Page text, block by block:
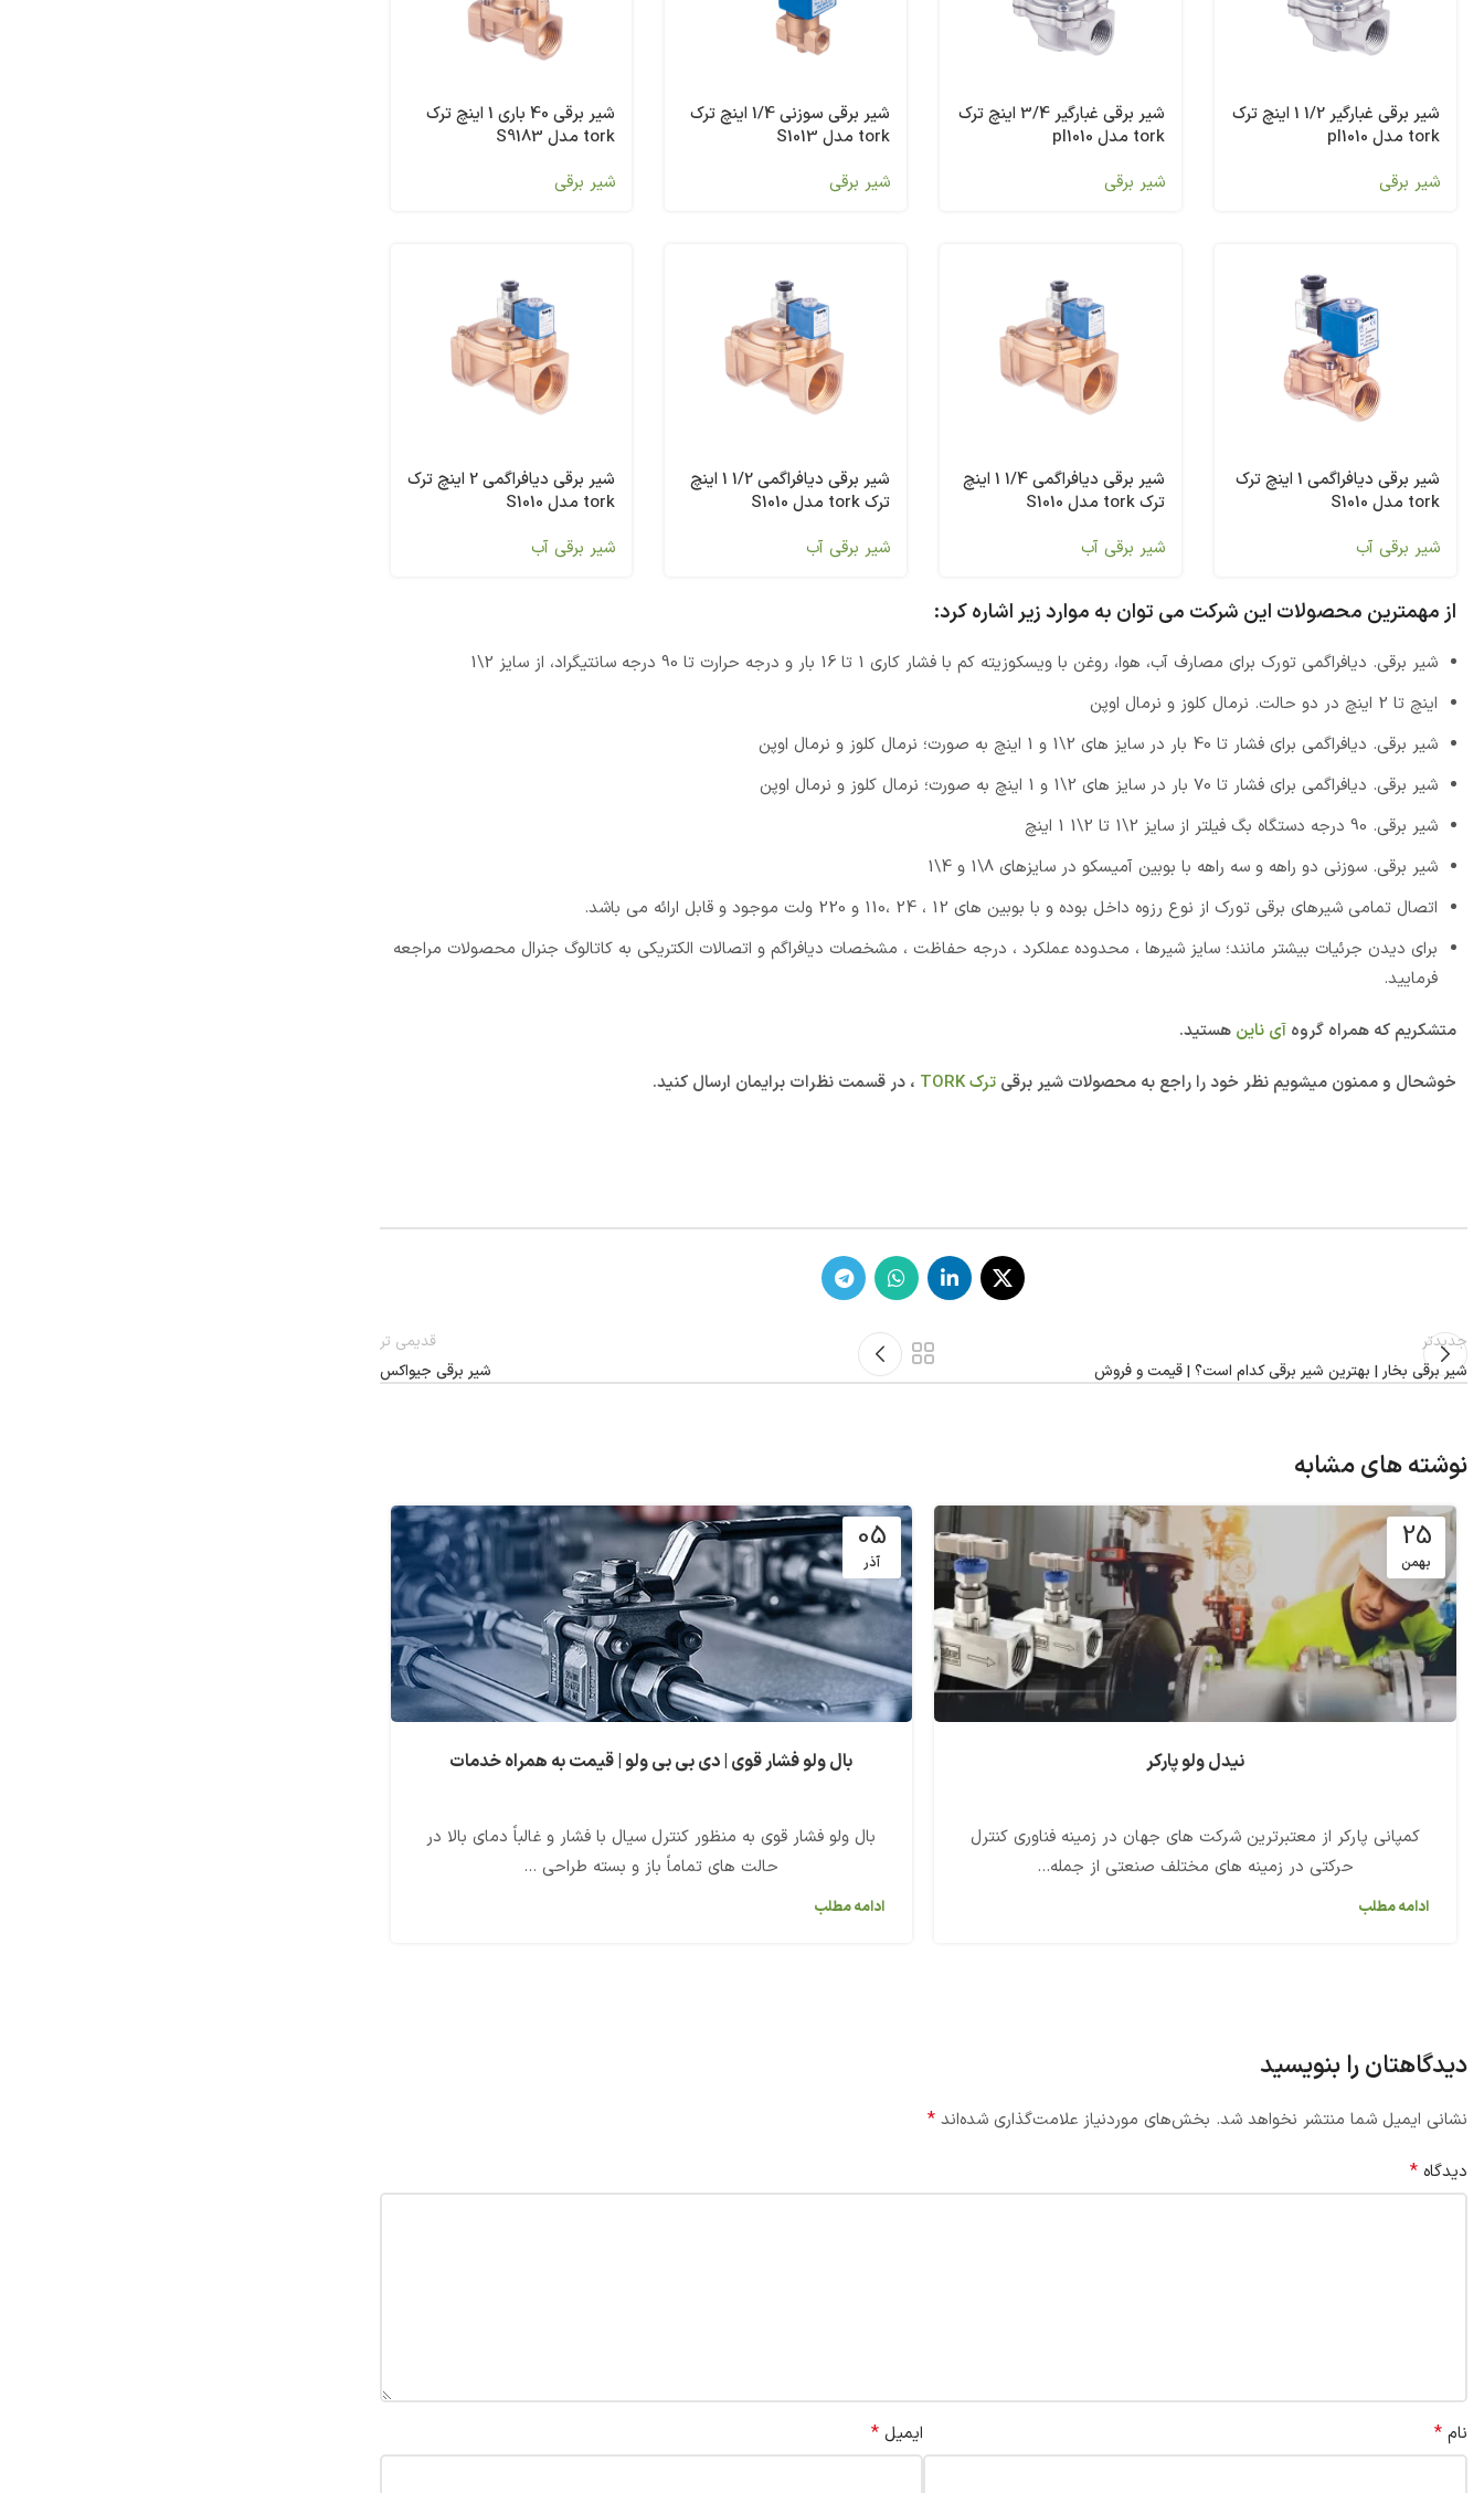
شیر برقی غبارگیر 1/2 1 اینچ ترک
tork مدل pl1010
شیر برقی
شیر برقی غبارگیر 3/4 اینچ ترک
tork مدل pl1010
شیر برقی
شیر برقی سوزنی 1/4 اینچ ترک
tork مدل S1013
شیر برقی
شیر برقی 40 باری 1 اینچ ترک
tork مدل S9183
شیر برقی
شیر برقی دیافراگمی 1 اینچ ترک
tork مدل S1010
شیر برقی آب
شیر برقی دیافراگمی 1/4 1 اینچ
ترک tork مدل S1010
شیر برقی آب
شیر برقی دیافراگمی 1/2 1 اینچ
ترک tork مدل S1010
شیر برقی آب
شیر برقی دیافراگمی 2 اینچ ترک
tork مدل S1010
شیر برقی آب
از مهمترین محصولات این شرکت می توان به موارد زیر اشاره کرد:
شیر برقی. دیافراگمی تورک برای مصارف آب، هوا، روغن با ویسکوزیته کم با فشار کاری 1 تا 16 بار و درجه حرارت تا 90 درجه سانتیگراد، از سایز 2\1
اینچ تا 2 اینچ در دو حالت. نرمال کلوز و نرمال اوپن
شیر برقی. دیافراگمی برای فشار تا 40 بار در سایز های 2\1 و 1 اینچ به صورت؛ نرمال کلوز و نرمال اوپن
شیر برقی. دیافراگمی برای فشار تا 70 بار در سایز های 2\1 و 1 اینچ به صورت؛ نرمال کلوز و نرمال اوپن
شیر برقی. 90 درجه دستگاه بگ فیلتر از سایز 2\1 تا 2\1 1 اینچ
شیر برقی. سوزنی دو راهه و سه راهه با بوبین آمیسکو در سایزهای 8\1 و 4\1
اتصال تمامی شیرهای برقی تورک از نوع رزوه داخل بوده و با بوبین های 12 ، 24 ،110 و 220 ولت موجود و قابل ارائه می باشد.
برای دیدن جرئیات بیشتر مانند؛ سایز شیرها ، محدوده عملکرد ، درجه حفاظت ، مشخصات دیافراگم و اتصالات الکتریکی به کاتالوگ جنرال محصولات مراجعه
فرمایید.
متشکریم که همراه گروه آی ناین هستید.
خوشحال و ممنون میشویم نظر خود را راجع به محصولات شیر برقی ترک TORK ، در قسمت نظرات برایمان ارسال کنید.
جدیدتر
شیر برقی بخار | بهترین شیر برقی کدام است؟ | قیمت و فروش
قدیمی تر
شیر برقی جیواکس
نوشته های مشابه
25
بهمن
نیدل ولو پارکر
کمپانی پارکر از معتبرترین شرکت های جهان در زمینه فناوری کنترل
حرکتی در زمینه های مختلف صنعتی از جمله...
ادامه مطلب
05
آذر
بال ولو فشار قوی | دی بی بی ولو | قیمت به همراه خدمات
بال ولو فشار قوی به منظور کنترل سیال با فشار و غالباً دمای بالا در
حالت های تماماً باز و بسته طراحی ...
ادامه مطلب
دیدگاهتان را بنویسید
نشانی ایمیل شما منتشر نخواهد شد. بخش‌های موردنیاز علامت‌گذاری شده‌اند *
دیدگاه *
نام * ایمیل *